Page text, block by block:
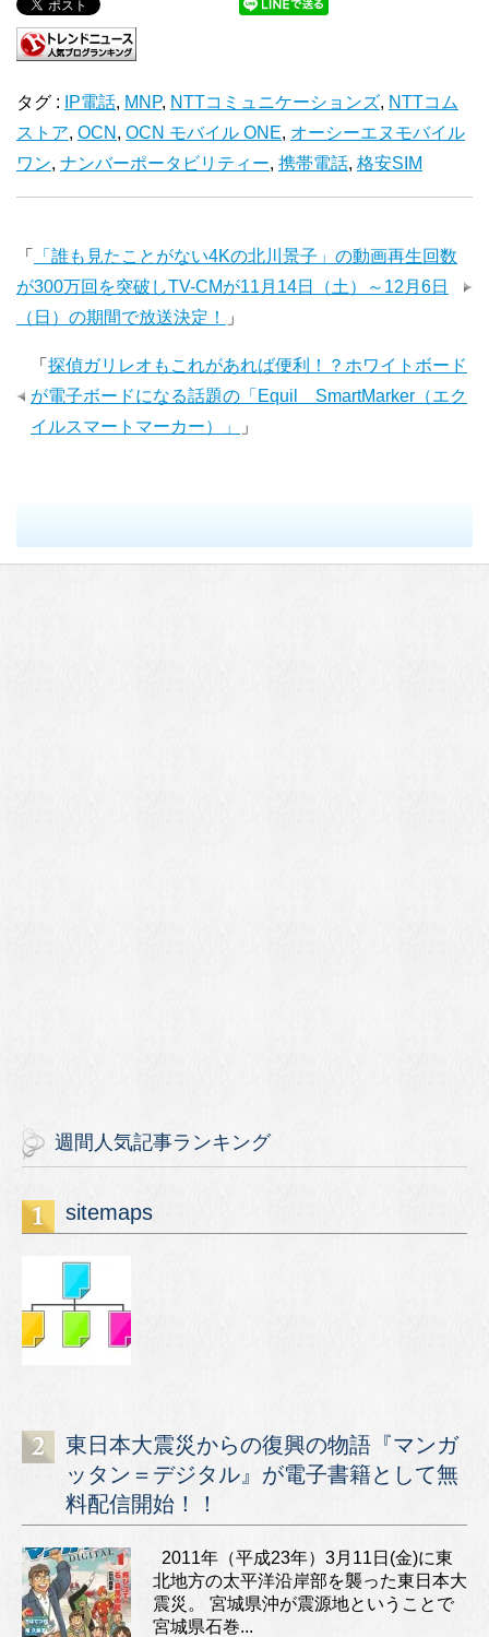
タグ : IP電話, MNP, NTTコミュニケーションズ, NTTコム
ストア, OCN , OCN モバイル ONE, オーシーエヌモバイル
ワン, ナンバーポータビリティー, 携帯電話, 格安SIM
「
「誰も見たことがない4Kの北川景子」の動画再生回数
が300万回を突破しTV-CMが11月14日（土）～12月6日
（日）の期間で放送決定！
」
「 探偵ガリレオもこれがあれば便利！？ホワイトボード
が電子ボードになる話題の「Equil SmartMarker（エク
イルスマートマーカー）」
」
週間人気記事ランキング
sitemaps
東日本大震災からの復興の物語『マンガ
ッタン＝デジタル』が電子書籍として無
料配信開始！！
2011年（平成23年）3月11日(金)に東
北地方の太平洋沿岸部を襲った東日本大
震災。 宮城県沖が震源地ということで
宮城県石巻...